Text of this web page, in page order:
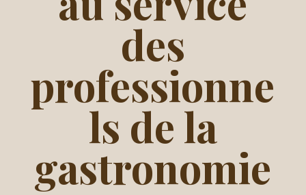
des
professionne
ls de la
gastronomie